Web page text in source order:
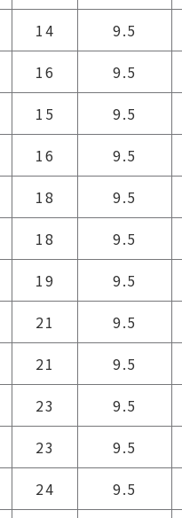
14 9.5
16 9.5
15 9.5
16 9.5
18 9.5
18 9.5
19 9.5
21 9.5
21 9.5
23 9.5
23 9.5
24 9.5